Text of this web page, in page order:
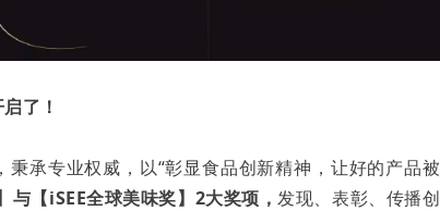
了！
承专业权威，以“彰显食品创新精神，让好的产品被
与【iSEE全球美味奖】2大奖项，发现、表彰、传播创